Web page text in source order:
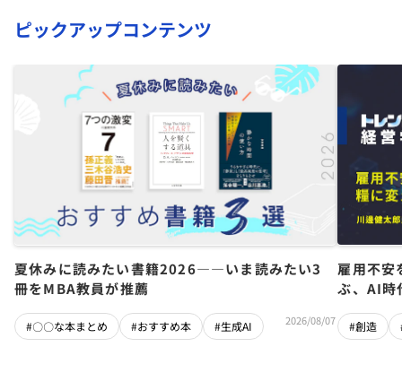
ピックアップコンテンツ
夏休みに読みたい書籍2026――いま読みたい3
冊をMBA教員が推薦
#〇〇な本まとめ #おすすめ本 #生成AI 2026/08/07
雇用不
ぶ、AI時
#創造